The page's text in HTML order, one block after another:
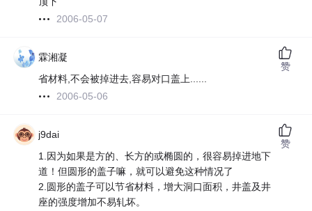
2006-05-07
霖湘凝
省材料,不会被掉进去,容易对口盖上......
2006-05-06
赞
j9dai
1.因为如果是方的、长方的或椭圆的，很容易掉进地下
道！但圆形的盖子嘛，就可以避免这种情况了
2.圆形的盖子可以节省材料，增大洞口面积，井盖及井
座的强度增加不易轧坏。
赞